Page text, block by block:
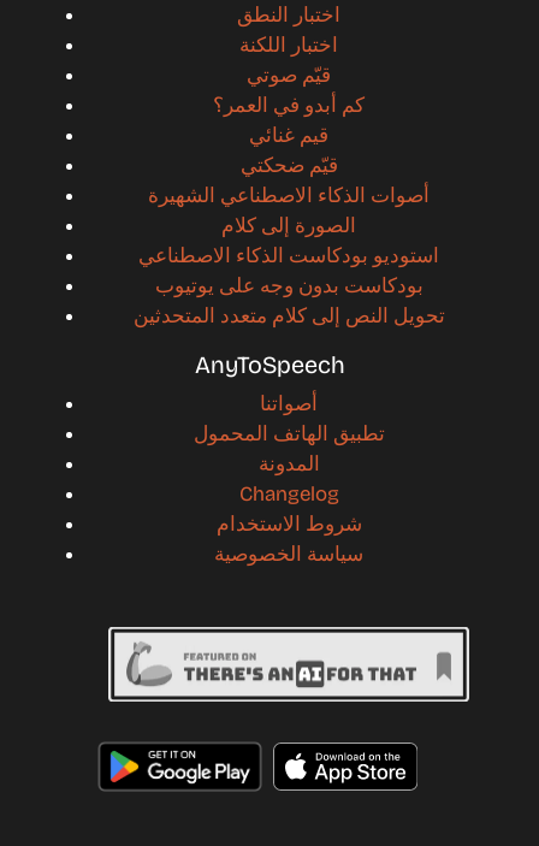
اختبار النطق
اختبار اللكنة
قيّم صوتي
كم أبدو في العمر؟
قيم غنائي
قيّم ضحكتي
أصوات الذكاء الاصطناعي الشهيرة
الصورة إلى كلام
استوديو بودكاست الذكاء الاصطناعي
بودكاست بدون وجه على يوتيوب
تحويل النص إلى كلام متعدد المتحدثين
AnyToSpeech
أصواتنا
تطبيق الهاتف المحمول
المدونة
Changelog
شروط الاستخدام
سياسة الخصوصية